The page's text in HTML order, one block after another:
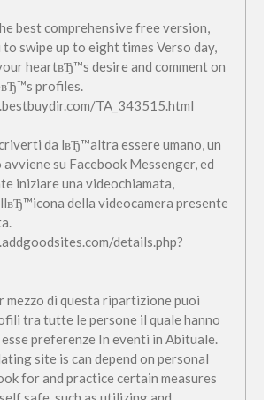
best comprehensive free version,
swipe up to eight times Verso day,
heartвЂ™s desire and comment on
profiles.
TA_343515.html
da lвЂ™altra essere umano, un
su Facebook Messenger, ed
iniziare una videochiamata,
della videocamera presente
details.php?
mezzo di questa ripartizione puoi
tra tutte le persone il quale hanno
preferenze In eventi in Abituale.
site is can depend on personal
for and practice certain measures